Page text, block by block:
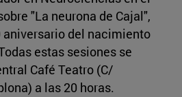
"La neurona de Cajal",
del nacimiento
estas sesiones se
Café Teatro (C/
a las 20 horas.